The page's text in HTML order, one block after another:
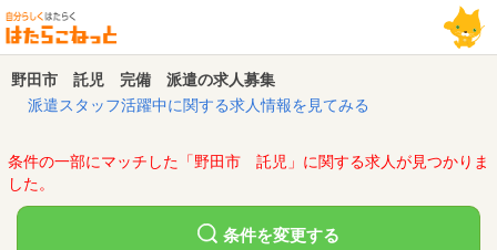
野田市 託児 完備 派遣の求人募集
派遣スタッフ活躍中に関する求人情報を見てみる
条件の一部にマッチした「野田市 託児」に関する求人が見つかりま
した。
条件を変更する